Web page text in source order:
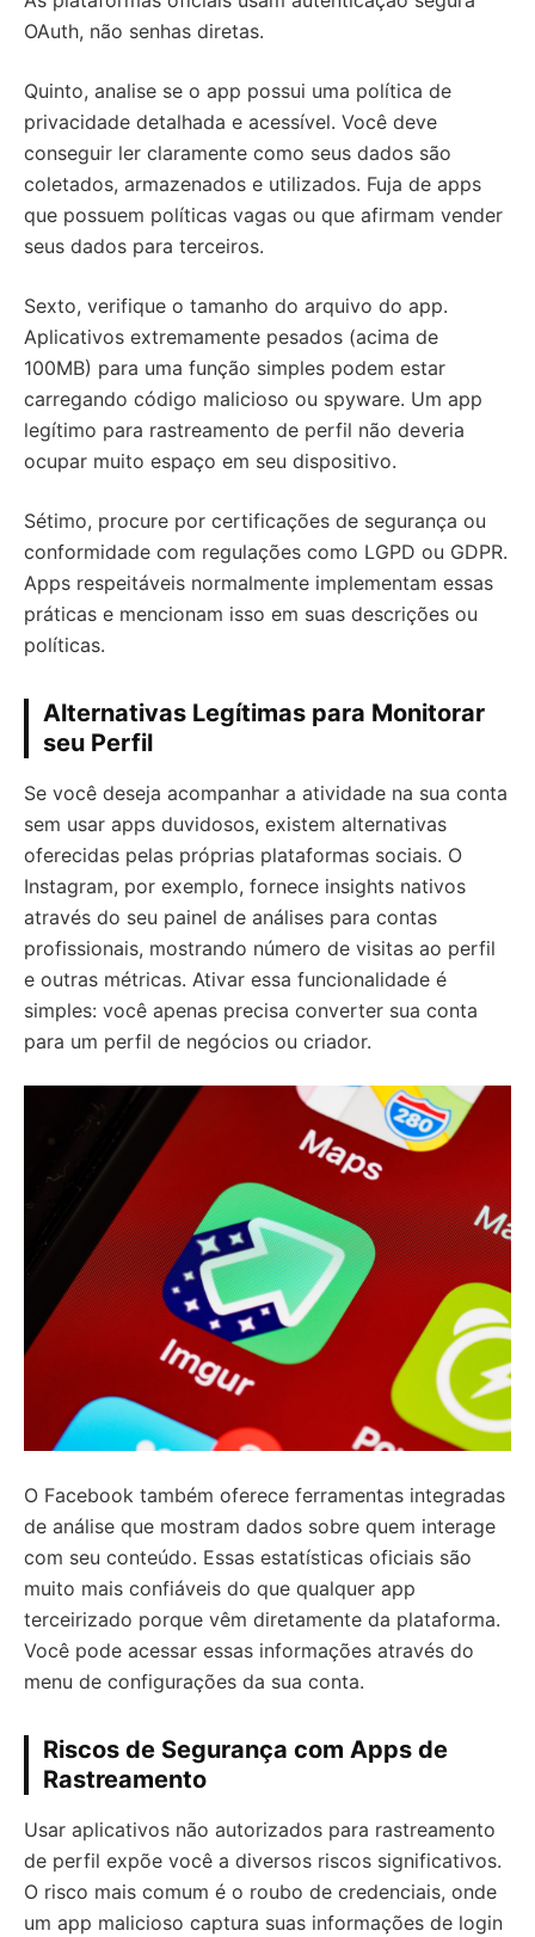
OAuth, não senhas diretas.
Quinto, analise se o app possui uma política de
privacidade detalhada e acessível. Você deve
conseguir ler claramente como seus dados são
coletados, armazenados e utilizados. Fuja de apps
que possuem políticas vagas ou que afirmam vender
seus dados para terceiros.
Sexto, verifique o tamanho do arquivo do app.
Aplicativos extremamente pesados (acima de
100MB) para uma função simples podem estar
carregando código malicioso ou spyware. Um app
legítimo para rastreamento de perfil não deveria
ocupar muito espaço em seu dispositivo.
Sétimo, procure por certificações de segurança ou
conformidade com regulações como LGPD ou GDPR.
Apps respeitáveis normalmente implementam essas
práticas e mencionam isso em suas descrições ou
políticas.
Alternativas Legítimas para Monitorar
seu Perfil
Se você deseja acompanhar a atividade na sua conta
sem usar apps duvidosos, existem alternativas
oferecidas pelas próprias plataformas sociais. O
Instagram, por exemplo, fornece insights nativos
através do seu painel de análises para contas
profissionais, mostrando número de visitas ao perfil
e outras métricas. Ativar essa funcionalidade é
simples: você apenas precisa converter sua conta
para um perfil de negócios ou criador.
O Facebook também oferece ferramentas integradas
de análise que mostram dados sobre quem interage
com seu conteúdo. Essas estatísticas oficiais são
muito mais confiáveis do que qualquer app
terceirizado porque vêm diretamente da plataforma.
Você pode acessar essas informações através do
menu de configurações da sua conta.
Riscos de Segurança com Apps de
Rastreamento
Usar aplicativos não autorizados para rastreamento
de perfil expõe você a diversos riscos significativos.
O risco mais comum é o roubo de credenciais, onde
um app malicioso captura suas informações de login